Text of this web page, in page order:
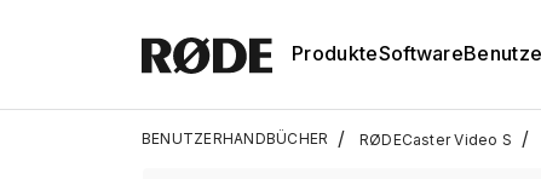
ProdukteSoftware
BENUTZERHANDBÜCHER / RØDECaster Video S /